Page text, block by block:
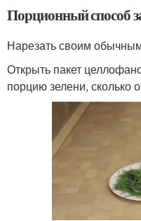
Порционный способ
Нарезать своим
Открыть пакет
порцию зелени, сколько